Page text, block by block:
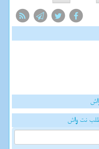
نت واش